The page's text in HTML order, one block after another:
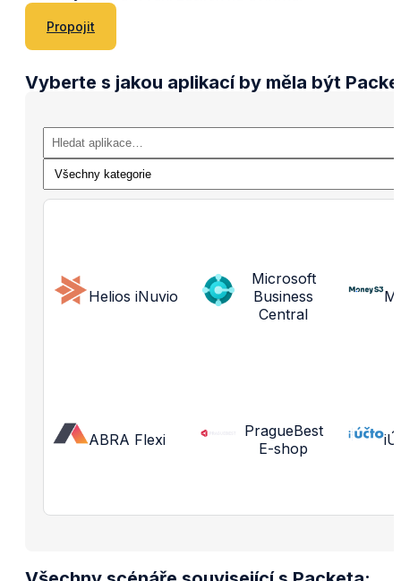
Propojit
Vyberte s jakou aplikací by měla být
Helios iNuvio
Microsoft
Business
Central
ABRA Flexi
PragueBest
E-shop